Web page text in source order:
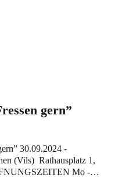
gern”
30.09.2024 -
(Vils) Rathausplatz 1,
Mo -…